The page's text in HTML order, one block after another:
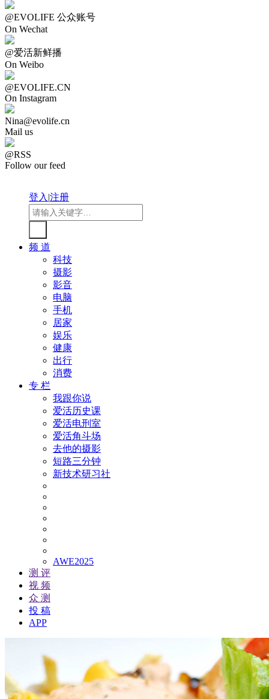
@EVOLIFE 公众账号
On Wechat
@爱活新鲜播
On Weibo
@EVOLIFE.CN
On Instagram
Nina@evolife.cn
Mail us
@RSS
Follow our feed
登入|注册
频 道
科技
摄影
影音
电脑
手机
居家
娱乐
健康
出行
消费
专 栏
我跟你说
爱活历史课
爱活电刑室
爱活角斗场
去他的摄影
短路三分钟
新技术研习社
AWE2025
测 评
视 频
众 测
投 稿
APP